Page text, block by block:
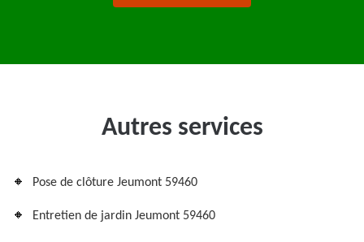
Autres services
Pose de clôture Jeumont 59460
Entretien de jardin Jeumont 59460